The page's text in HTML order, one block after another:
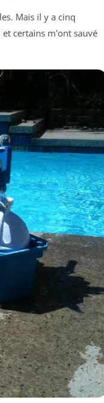
Mais il y a cinq
et certains m'ont sauvé